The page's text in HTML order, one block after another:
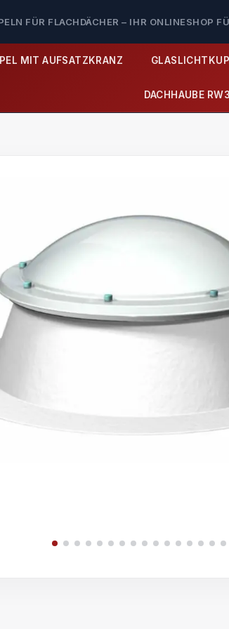
FÜR FLACHDÄCHER – IHR ONLINESHOP
MIT AUFSATZKRANZ
DACHHAUBE